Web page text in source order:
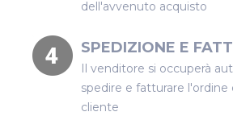
dell'avvenuto acquisto
SPEDIZIONE E
Il venditore si occuperà
spedire e fatturare
cliente